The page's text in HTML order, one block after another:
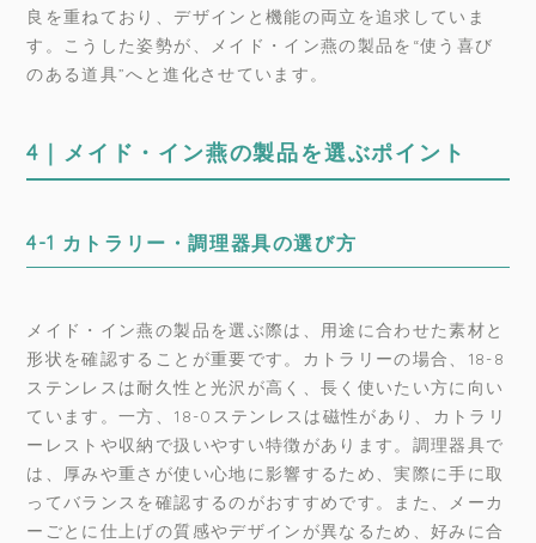
良を重ねており、デザインと機能の両立を追求していま
す。こうした姿勢が、メイド・イン燕の製品を“使う喜び
のある道具”へと進化させています。
4｜メイド・イン燕の製品を選ぶポイント
4-1 カトラリー・調理器具の選び方
メイド・イン燕の製品を選ぶ際は、用途に合わせた素材と
形状を確認することが重要です。カトラリーの場合、18-8
ステンレスは耐久性と光沢が高く、長く使いたい方に向い
ています。一方、18-0ステンレスは磁性があり、カトラリ
ーレストや収納で扱いやすい特徴があります。調理器具で
は、厚みや重さが使い心地に影響するため、実際に手に取
ってバランスを確認するのがおすすめです。また、メーカ
ーごとに仕上げの質感やデザインが異なるため、好みに合